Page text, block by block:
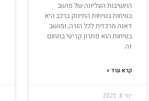
החשיבות העליונה של מושב
בטיחות בטיחות התינוק ברכב היא
דאגה מרכזית לכל הורה, ומושב
בטיחות הוא פתרון קריטי בתחום
זה.
קרא עוד »
יוני 8, 2025